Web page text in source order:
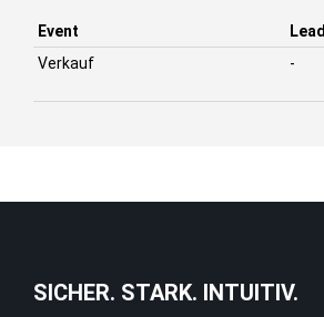
Event Lead
Verkauf
-
SICHER. STARK. INTUITIV.